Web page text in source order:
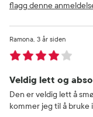
flagg denne
Veldig lett og
3 år siden
Ramona
Den er veldig lett å
kommer jeg til å bruke